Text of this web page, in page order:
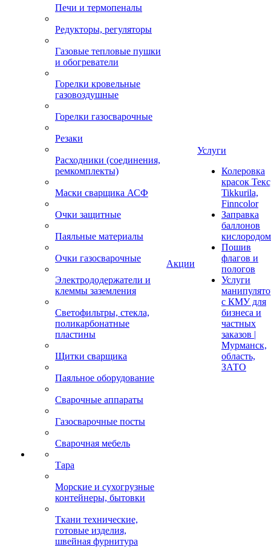
Печи и термопеналы
Редукторы, регуляторы
Газовые тепловые пушки
и обогреватели
Горелки кровельные
газовоздушные
Горелки газосварочные
Резаки
Расходники (соединения,
ремкомплекты)
Маски сварщика АСФ
Очки защитные
Паяльные материалы
Очки газосварочные
Электрододержатели и
клеммы заземления
Светофильтры, стекла,
поликарбонатные
пластины
Щитки сварщика
Паяльное оборудование
Сварочные аппараты
Газосварочные посты
Сварочная мебель
Тара
Морские и сухогрузные
контейнеры, бытовки
Ткани технические,
готовые изделия,
швейная фурнитура
Акции
Услуги
Колеровка
красок
Tikkurila,
Finncolor
Заправка
баллонов
кислородом
Пошив
флагов и
пологов
Услуги
с КМУ для
бизнеса и
частных
заказов |
Мурманск,
область,
ЗАТО